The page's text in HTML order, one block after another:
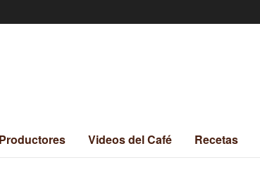
Productores Videos del Café Recetas